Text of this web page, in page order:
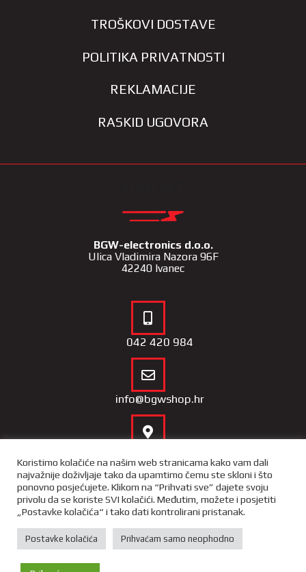
TROŠKOVI DOSTAVE
POLITIKA PRIVATNOSTI
REKLAMACIJE
RASKID UGOVORA
BGW-electronics d.o.o.
Ulica Vladimira Nazora 96F
42240 Ivanec
042 420 984
info@bgwshop.hr
Copyright 2022 – BGW Shop | Opći uvjeti poslovnja
privatnosti i sigurnosti podataka
Koristimo kolačiće na našim web stranicama kako vam dali
najvažnije doživljaje tako da upamtimo čemu ste skloni i što
ponovno posjećujete. Klikom na “Prihvati sve” dajete svoju
privolu da se koriste SVI kolačići. Međutim, možete i posjetiti
„Postavke kolačića“ i tako dati kontrolirani pristanak.
Postavke kolačića Prihvaćam samo neophodno